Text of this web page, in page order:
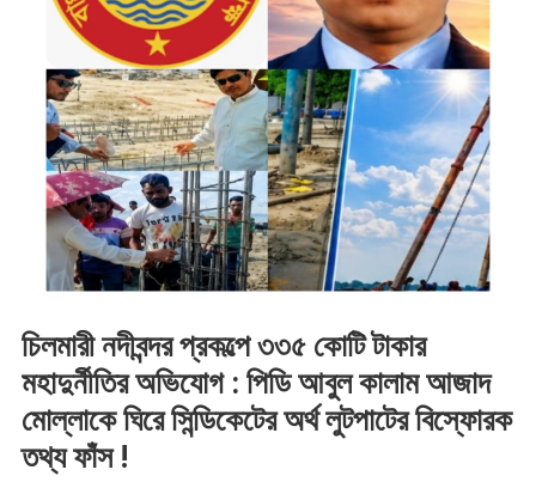
চিলমারী নদীবন্দর প্রকল্পে ৩৩৫ কোটি টাকার
মহাদুর্নীতির অভিযোগ : পিডি আবুল কালাম আজাদ
মোল্লাকে ঘিরে সিন্ডিকেটের অর্থ লুটপাটের বিস্ফোরক
তথ্য ফাঁস !